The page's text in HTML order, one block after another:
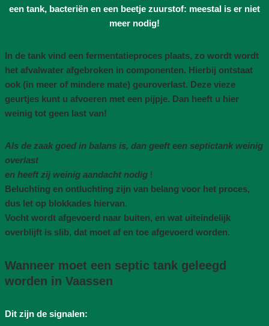
een tank, bacteriën en een beetje zuurstof: meestal is er niet
meer nodig!
In de tank vind een fermentatieproces plaats, zo wordt wordt
het afvalwater afgebroken in componenten. Hierbij ontstaat
ook (in meer of mindere mate) geuroverlast. Deze vieze
geurtjes kunt u afvoeren met een pijpje. Dan heeft u hier
weinig tot geen last van!
Als de zaak goed in balans is, dan geeft een septictank weinig
overlast
en heeft zij weinig aandacht nodig !
Beluchting en ontluchting zijn van belang voor het proces,
dus let op blokkades hiervan.
Vocht wordt afgevoerd naar buiten, en wat uiteindelijk
overblijft is slib, dat moet af en toe afgevoerd worden.
Wanneer moet een septic tank geleegd
worden in Vaassen
Dit zijn de signalen: